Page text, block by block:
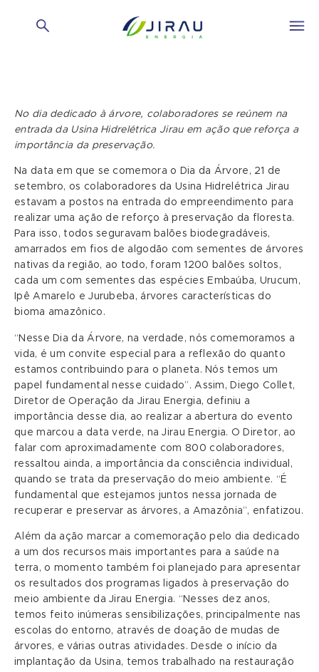
No dia dedicado à árvore, colaboradores se reúnem na
entrada da Usina Hidrelétrica Jirau em ação que reforça a
importância da preservação.
Na data em que se comemora o Dia da Árvore, 21 de
setembro, os colaboradores da Usina Hidrelétrica Jirau
estavam a postos na entrada do empreendimento para
realizar uma ação de reforço à preservação da floresta.
Para isso, todos seguravam balões biodegradáveis,
amarrados em fios de algodão com sementes de árvores
nativas da região, ao todo, foram 1200 balões soltos,
cada um com sementes das espécies Embaúba, Urucum,
Ipê Amarelo e Jurubeba, árvores características do
bioma amazônico.
“Nesse Dia da Árvore, na verdade, nós comemoramos a
vida, é um convite especial para a reflexão do quanto
estamos contribuindo para o planeta. Nós temos um
papel fundamental nesse cuidado”. Assim, Diego Collet,
Diretor de Operação da Jirau Energia, definiu a
importância desse dia, ao realizar a abertura do evento
que marcou a data verde, na Jirau Energia. O Diretor, ao
falar com aproximadamente com 800 colaboradores,
ressaltou ainda, a importância da consciência individual,
quando se trata da preservação do meio ambiente. “É
fundamental que estejamos juntos nessa jornada de
recuperar e preservar as árvores, a Amazônia”, enfatizou.
Além da ação marcar a comemoração pelo dia dedicado
a um dos recursos mais importantes para a saúde na
terra, o momento também foi planejado para apresentar
os resultados dos programas ligados à preservação do
meio ambiente da Jirau Energia. “Nesses dez anos,
temos feito inúmeras sensibilizações, principalmente nas
escolas do entorno, através de doação de mudas de
árvores, e várias outras atividades. Desde o início da
implantação da Usina, temos trabalhado na restauração